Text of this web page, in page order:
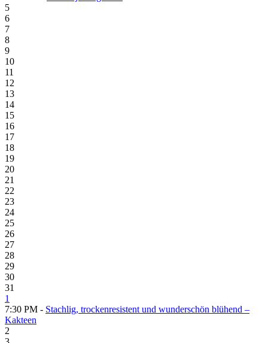
5
6
7
8
9
10
11
12
13
14
15
16
17
18
19
20
21
22
23
24
25
26
27
28
29
30
31
1
7:30 PM - Stachlig, trockenresistent und wunderschön blühend –
Kakteen
2